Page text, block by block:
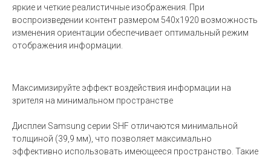
яркие и четкие реалистичные изображения. При
воспроизведении контент размером 540x1920 возможность
изменения ориентации обеспечивает оптимальный режим
отображения информации.
Максимизируйте эффект воздействия информации на
зрителя на минимальном пространстве
Дисплеи Samsung серии SHF отличаются минимальной
толщиной (39,9 мм), что позволяет максимально
эффективно использовать имеющееся пространство. Такие